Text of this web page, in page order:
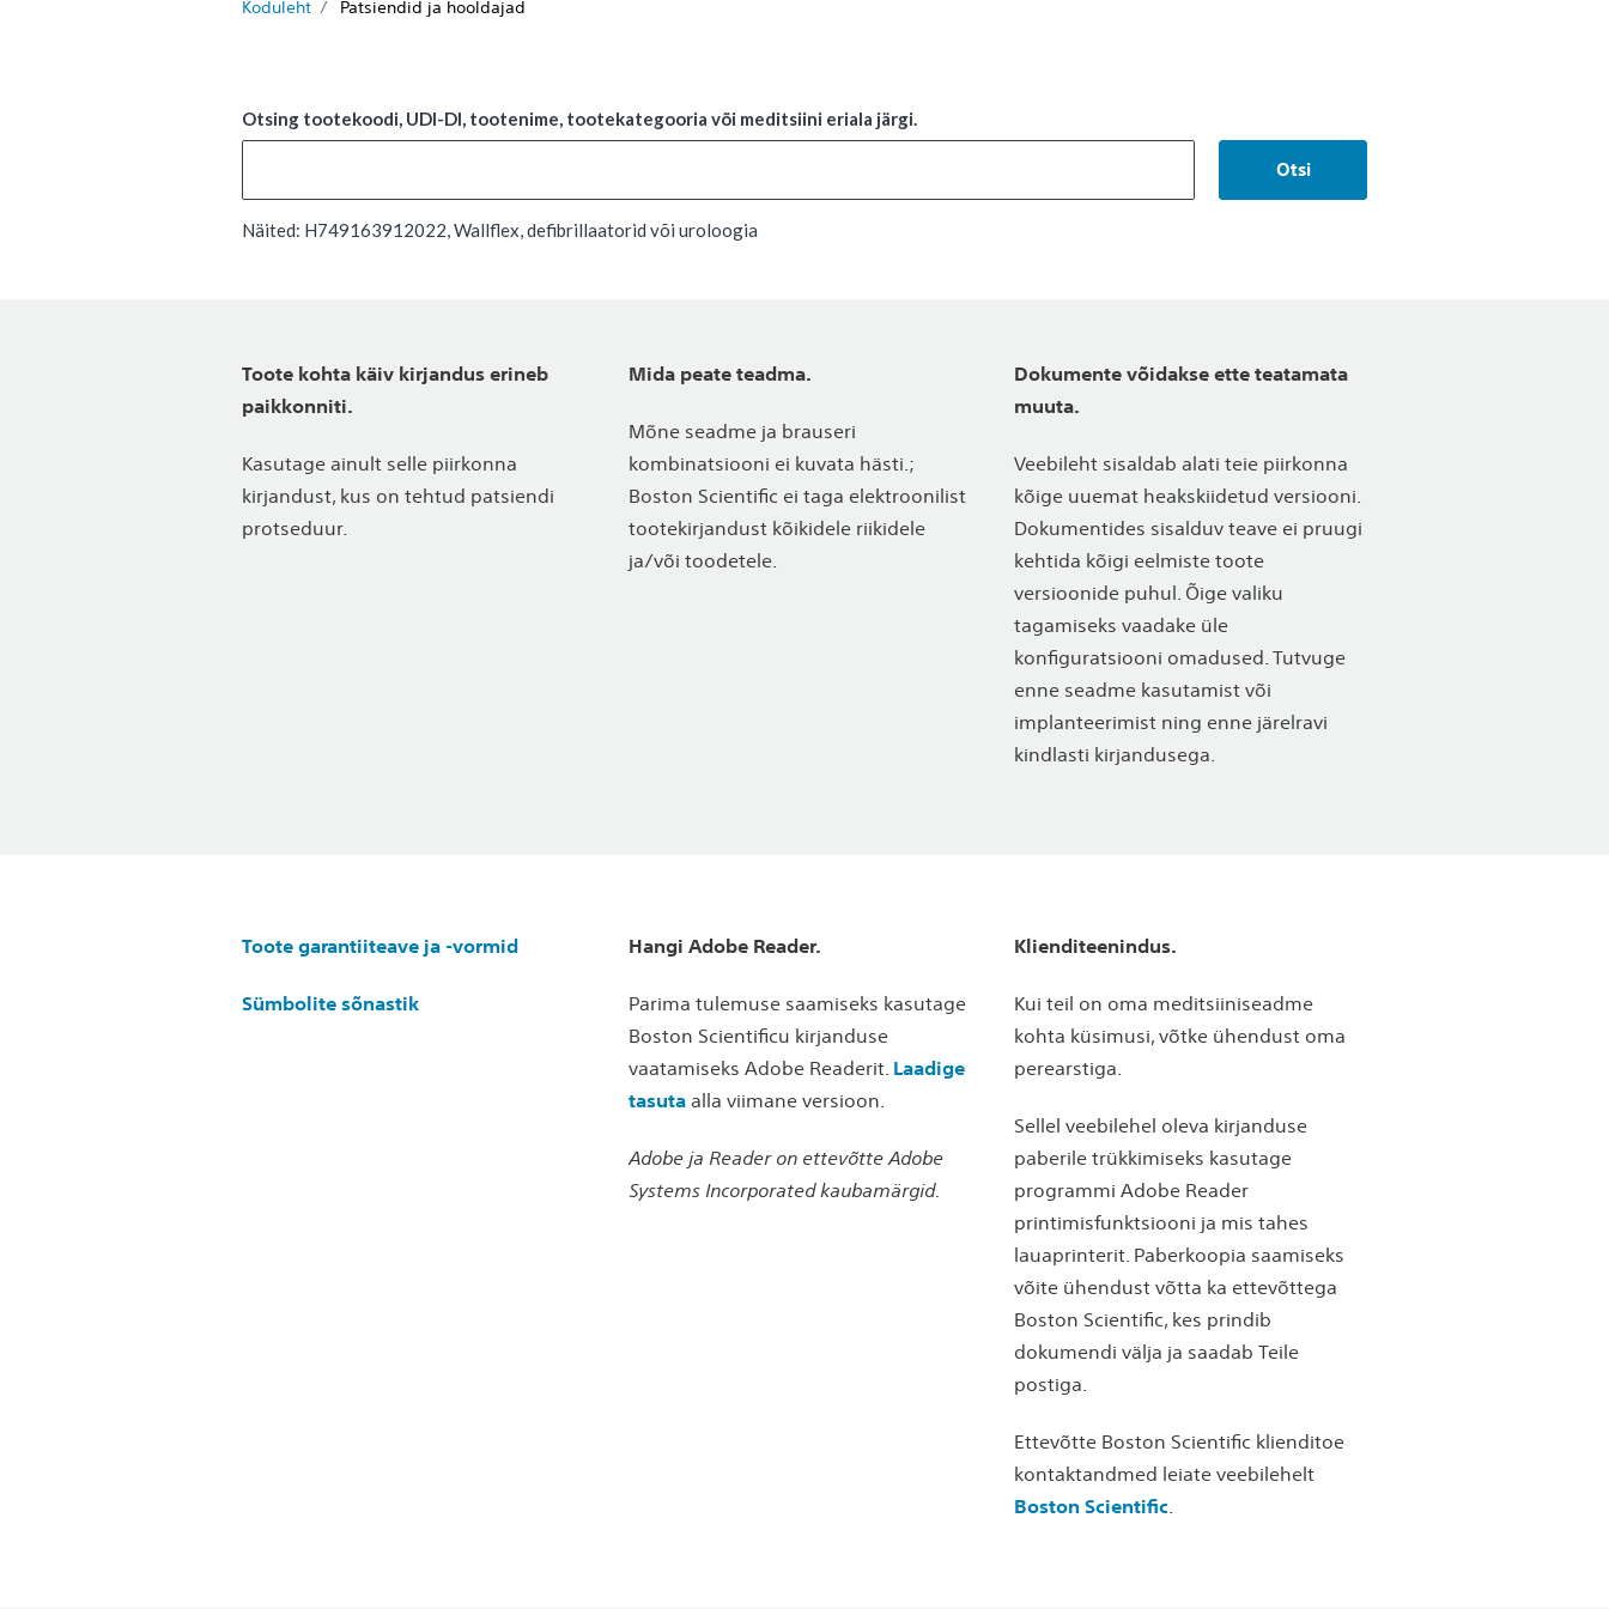
Koduleht Patsiendid ja hooldajad
Otsing tootekoodi, UDI-DI, tootenime, tootekategooria või meditsiini eriala järgi.
Otsi
Näited: H749163912022, Wallflex, defibrillaatorid või uroloogia
Toote kohta käiv kirjandus erineb
paikkonniti.
Kasutage ainult selle piirkonna
kirjandust, kus on tehtud patsiendi
protseduur.
Mida peate teadma.
Mõne seadme ja brauseri
kombinatsiooni ei kuvata hästi.;
Boston Scientific ei taga elektroonilist
tootekirjandust kõikidele riikidele
ja/või toodetele.
Dokumente võidakse ette teatamata
muuta.
Veebileht sisaldab alati teie piirkonna
kõige uuemat heakskiidetud versiooni.
Dokumentides sisalduv teave ei pruugi
kehtida kõigi eelmiste toote
versioonide puhul. Õige valiku
tagamiseks vaadake üle
konfiguratsiooni omadused. Tutvuge
enne seadme kasutamist või
implanteerimist ning enne järelravi
kindlasti kirjandusega.
Toote garantiiteave ja -vormid
Sümbolite sõnastik
Hangi Adobe Reader.
Parima tulemuse saamiseks kasutage
Boston Scientificu kirjanduse
vaatamiseks Adobe Readerit. Laadige
tasutaalla viimane versioon.
Adobe ja Reader on ettevõtte Adobe
Systems Incorporated kaubamärgid.
Klienditeenindus.
Kui teil on oma meditsiiniseadme
kohta küsimusi, võtke ühendust oma
perearstiga.
Sellel veebilehel oleva kirjanduse
paberile trükkimiseks kasutage
programmi Adobe Reader
printimisfunktsiooni ja mis tahes
lauaprinterit. Paberkoopia saamiseks
võite ühendust võtta ka ettevõttega
Boston Scientific, kes prindib
dokumendi välja ja saadab Teile
postiga.
Ettevõtte Boston Scientific klienditoe
kontaktandmed leiate veebilehelt
Boston Scientific.